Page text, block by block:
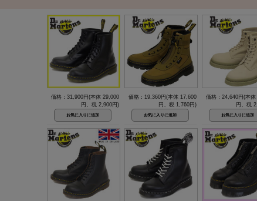
価格：31,900円(本体 29,000
円、税 2,900円)
価格：19,360円(本体 17,600
円、税 1,760円)
価格：24,640円(本体
円、税